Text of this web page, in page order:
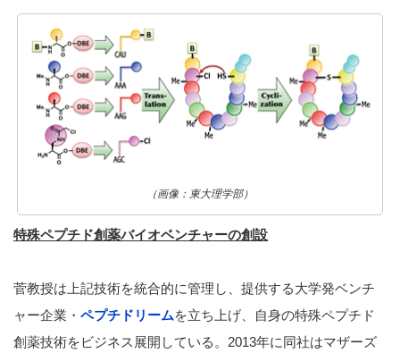
（画像：東大理学部）
特殊ペプチド創薬バイオベンチャーの創設
菅教授は上記技術を統合的に管理し、提供する大学発ベンチ
ャー企業・ ペプチドリームを立ち上げ、自身の特殊ペプチド
創薬技術をビジネス展開している。2013年に同社はマザーズ